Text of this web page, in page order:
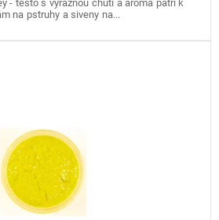
- těsto s výraznou chutí a aroma patří k
na pstruhy a siveny na...